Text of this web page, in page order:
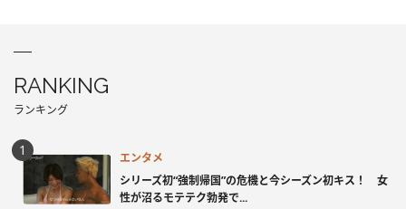
RANKING
ランキング
エンタメ
シリーズ初“強制帰国”の危機と今シーズン初キス！ 女
性が沼るモテテク勃発で...